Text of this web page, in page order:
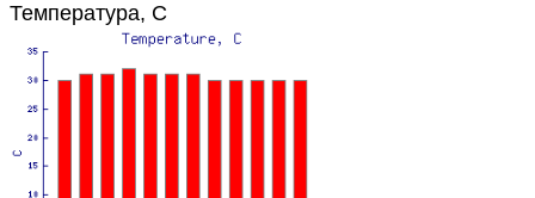
Температура, C